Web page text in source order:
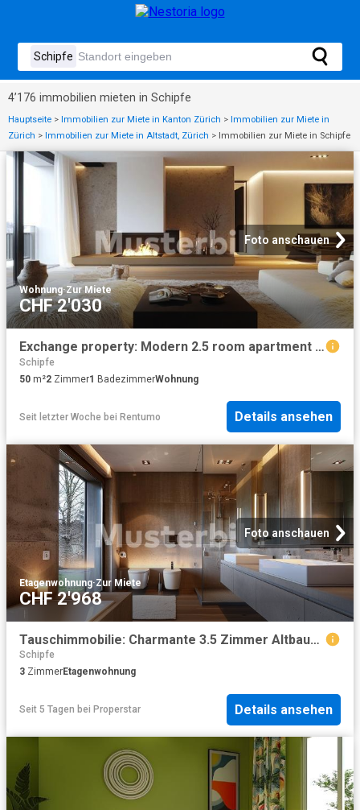
4’176 immobilien mieten in Schipfe
Hauptseite > Immobilien zur Miete in Kanton Zürich > Immobilien zur Miete in
Zürich > Immobilien zur Miete in Altstadt, Zürich > Immobilien zur Miete in Schipfe
Foto anschauen
Wohnung·Zur Miete
CHF 2'030
Exchange property: Modern 2.5 room apartment in the heart of Zurich
Schipfe
50 m²2 Zimmer1 BadezimmerWohnung
Seit letzter Woche bei Rentumo Details ansehen
Foto anschauen
Etagenwohnung·Zur Miete
CHF 2'968
Tauschimmobilie: Charmante 3.5 Zimmer Altbauwohnung im Herzen von Zürich
Schipfe
3 ZimmerEtagenwohnung
Seit 5 Tagen bei Properstar Details ansehen